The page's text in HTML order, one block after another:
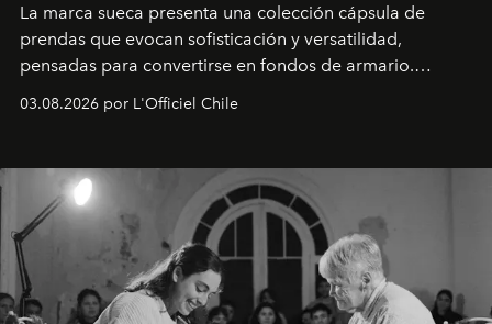
La marca sueca presenta una colección cápsula de
prendas que evocan sofisticación y versatilidad,
pensadas para convertirse en fondos de armario.
03.08.2026 por L'Officiel Chile